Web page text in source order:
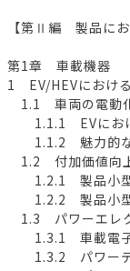
【第Ⅱ編 製品にお
第1章 車載機器
1 EV/HEVにおけ
1.1 車両の電動
1.1.1 EVにおけ
1.1.2 魅力的な
1.2 付加価値向
1.2.1 製品小型
1.2.2 製品小型
1.3 パワーエレ
1.3.1 車載電子
1.3.2 パワーデ